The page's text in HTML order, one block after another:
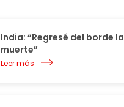
India: “Regresé del borde la
muerte”
Leer más